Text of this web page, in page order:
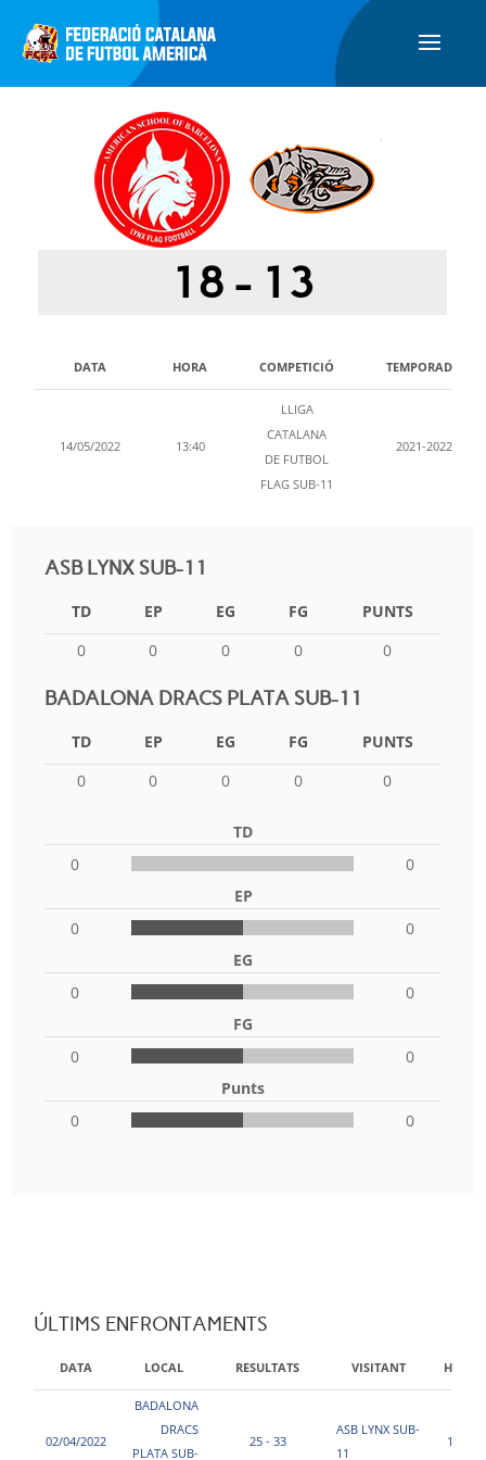
18 - 13
DATA HORA COMPETICIÓ TEMPORADA
14/05/2022 13:40
LLIGA
CATALANA
DE FUTBOL
FLAG SUB-11
2021-2022
ASB LYNX SUB-11
TD EP EG FG
PUNTS
0
0 0 0 0
BADALONA DRACS PLATA SUB-11
TD EP EG FG
PUNTS
0
0 0 0 0
TD
0
0
EP
0
0
EG
0
0
FG
0
0
Punts
0
0
ÚLTIMS ENFRONTAMENTS
DATA LOCAL RESULTATS VISITANT HORA
02/04/2022
BADALONA
DRACS
PLATA SUB-
25 - 33
ASB LYNX SUB-
11
17:00